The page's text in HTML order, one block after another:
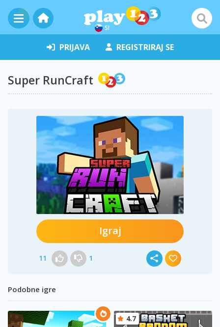
SI
PRIJAVA REGISTRIRAJ SE
Super RunCraft
Igraj
11 1
Podobne igre
4.7